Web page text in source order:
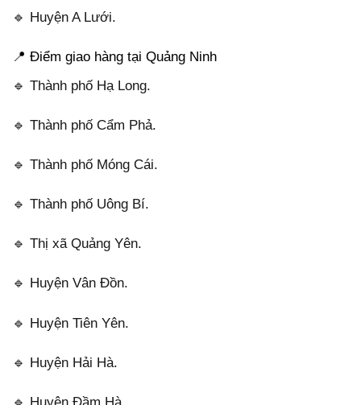
🔹 Huyện A Lưới.
📍 Điểm giao hàng tại Quảng Ninh
🔹 Thành phố Hạ Long.
🔹 Thành phố Cẩm Phả.
🔹 Thành phố Móng Cái.
🔹 Thành phố Uông Bí.
🔹 Thị xã Quảng Yên.
🔹 Huyện Vân Đồn.
🔹 Huyện Tiên Yên.
🔹 Huyện Hải Hà.